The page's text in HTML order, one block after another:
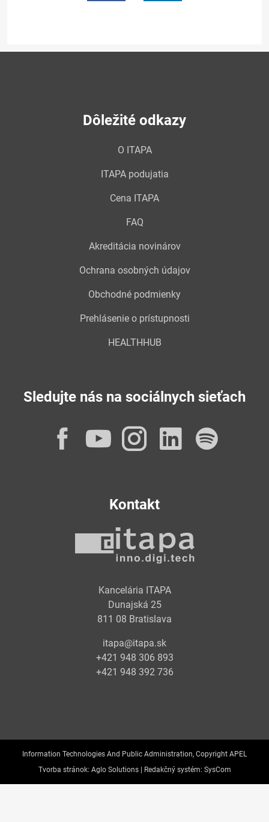
Dôležité odkazy
O ITAPA
ITAPA podujatia
Cena ITAPA
FAQ
Akreditácia novinárov
Ochrana osobných údajov
Obchodné podmienky
Prehlásenie o prístupnosti
HEALTHHUB
Sledujte nás na sociálnych sieťach
Facebook
YouTube
Instagram
Kontakt
Kancelária ITAPA
Dunajská 25
811 08 Bratislava
itapa@itapa.sk
+421 948 306 893
+421 948 392 736
Information Technologies And Public Administration, Copyright APEL
Tvorba stránok: Aglo Solutions | Redakčný systém: SysCom